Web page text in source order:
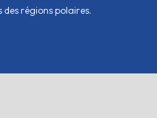
des régions polaires.